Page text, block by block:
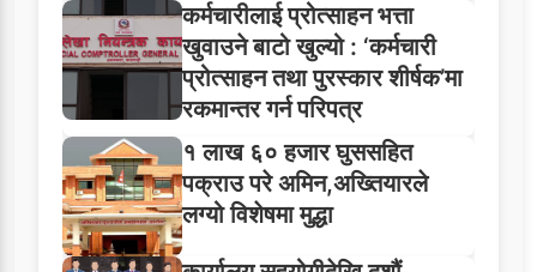
कर्मचारीलाई प्रोत्साहन भत्ता
खुवाउने बाटो खुल्यो : ‘कर्मचारी
प्रोत्साहन तथा पुरस्कार शीर्षक’मा
रकमान्तर गर्न परिपत्र
१ लाख ६० हजार घुससहित
पक्राउ परे अमिन,अख्तियारले
लग्यो विशेषमा मुद्धा